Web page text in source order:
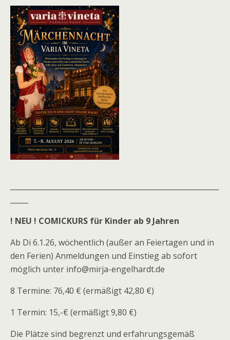
! NEU ! COMICKURS für Kinder ab 9 Jahren
Ab Di 6.1.26, wöchentlich (außer an Feiertagen und in
den Ferien) Anmeldungen und Einstieg ab sofort
möglich unter info@mirja-engelhardt.de
8 Termine: 76,40 € (ermäßigt 42,80 €)
1 Termin: 15,-€ (ermäßigt 9,80 €)
Die Plätze sind begrenzt und erfahrungsgemäß